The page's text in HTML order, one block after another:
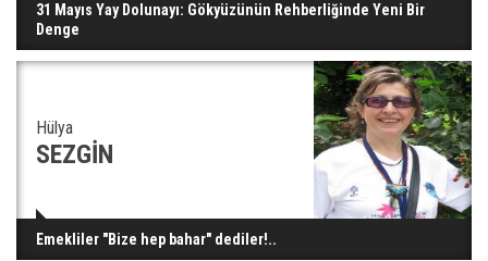
31 Mayıs Yay Dolunayı: Gökyüzünün Rehberliğinde Yeni Bir
Denge
Hülya
SEZGİN
Emekliler "Bize hep bahar" dediler!..